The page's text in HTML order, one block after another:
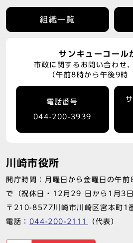
組織一覧
サンキューコール
市政に関するお問い合わせ
（午前8時から午後9時
電話番号
044-200-3939
川崎市役所
開庁時間：月曜日から金曜日の午
で（祝休日・12月29 日から1月3日
〒210-8577川崎市川崎区宮本町1
電話： 044-200-2111 （代表）